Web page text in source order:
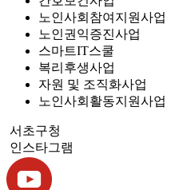
노인사회참여지원사업
노인권익증진사업
스마트IT스쿨
복리후생사업
자원 및 조직화사업
노인사회활동지원사업
서초구청
인스타그램